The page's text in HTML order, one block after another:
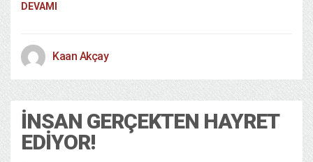
DEVAMI
Kaan Akçay
İNSAN GERÇEKTEN HAYRET
EDIYOR!